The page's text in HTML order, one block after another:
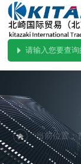
当前位置：